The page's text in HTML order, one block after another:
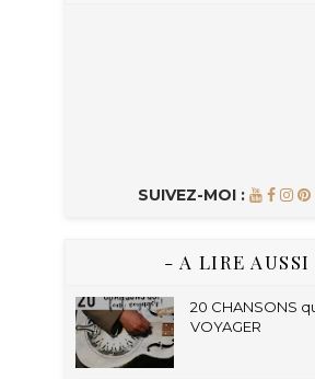
SUIVEZ-MOI :
- A LIRE
20 CHANSONS
VOYAGER